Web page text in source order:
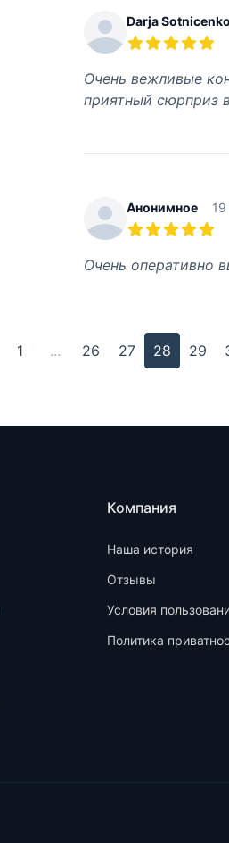
Darja Sotnicenko
Очень вежливые
приятный сюрприз
Анонимное
Очень оперативно
1 ... 26 27 28 29
Компания
Наша история
Отзывы
Условия
Политика